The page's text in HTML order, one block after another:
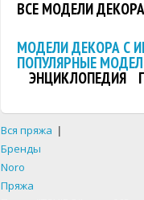
ВСЕ МОДЕЛИ ДЕКОРА
МОДЕЛИ ДЕКОРА С
ПОПУЛЯРНЫЕ
ЭНЦИКЛОПЕДИЯ
Вся пряжа |
Бренды
Noro
Пряжа